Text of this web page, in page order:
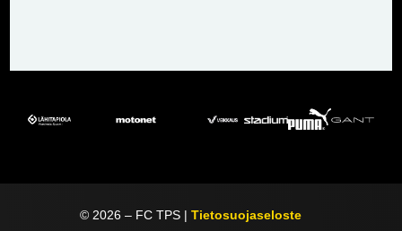
©2026 – FC TPS |Tietosuojaseloste